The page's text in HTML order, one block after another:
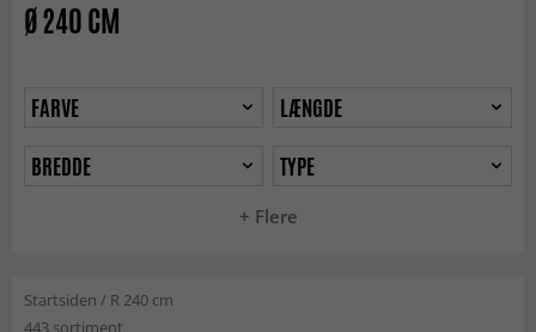
Ø 240 CM
+ Flere
FARVE
LÆNGDE
BREDDE
TYPE
Startsiden / R 240 cm
443 sortiment